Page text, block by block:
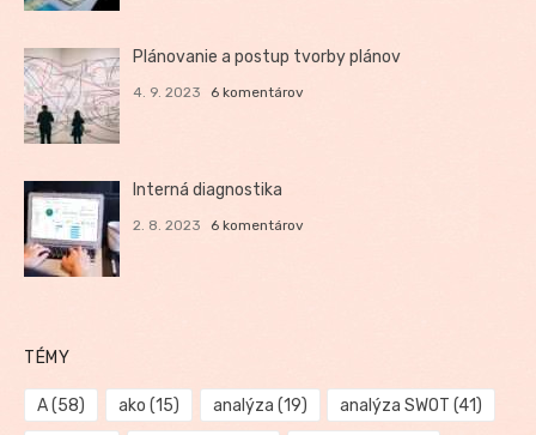
Plánovanie a postup tvorby plánov
4. 9. 2023 6 komentárov
Interná diagnostika
2. 8. 2023 6 komentárov
TÉMY
A(58) ako (15) analýza (19) analýza SWOT (41)